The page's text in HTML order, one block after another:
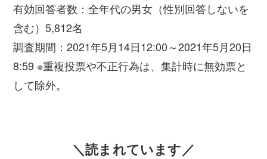
有効回答者数：全年代の男女（性別回答しないを
含む）5,812名
調査期間：2021年5月14日12:00～2021年5月20日
8:59 ※重複投票や不正行為は、集計時に無効票と
して除外。
＼読まれています／